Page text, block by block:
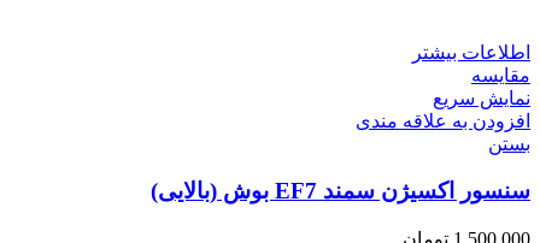
اطلاعات بیشتر
مقایسه
نمایش سریع
افزودن به علاقه مندی
بستن
سنسور اکسیژن سمند EF7 بوش (بالایی)
1,500,000 تومان